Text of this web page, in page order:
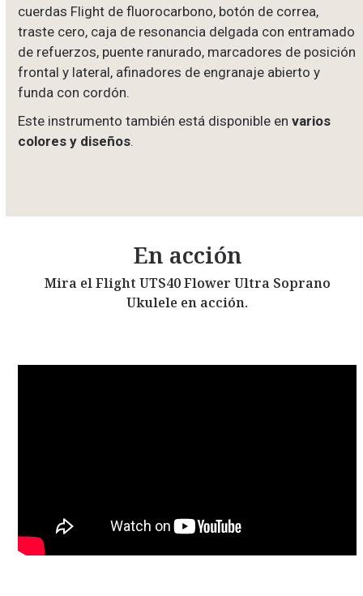
cuerdas Flight de fluorocarbono, botón de correa,
traste cero, caja de resonancia delgada con entramado
de refuerzos, puente ranurado, marcadores de posición
frontal y lateral, afinadores de engranaje abierto y
funda con cordón.
Este instrumento también está disponible envarios
colores y diseños.
En acción
Mira el Flight UTS40 Flower Ultra Soprano
Ukulele en acción.